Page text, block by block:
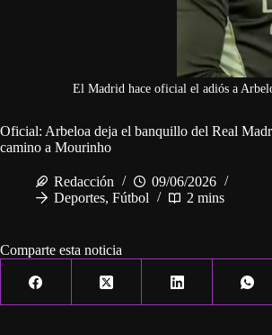
El Madrid hace oficial el adiós a
Oficial: Arbeloa deja el banquillo del Real
camino a Mourinho
Redacción
09/06/2026
Deportes, Fútbol 2 mins
Comparte esta noticia